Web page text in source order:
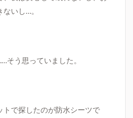
いし…。
そう思っていました。
トで探したのが防水シーツで